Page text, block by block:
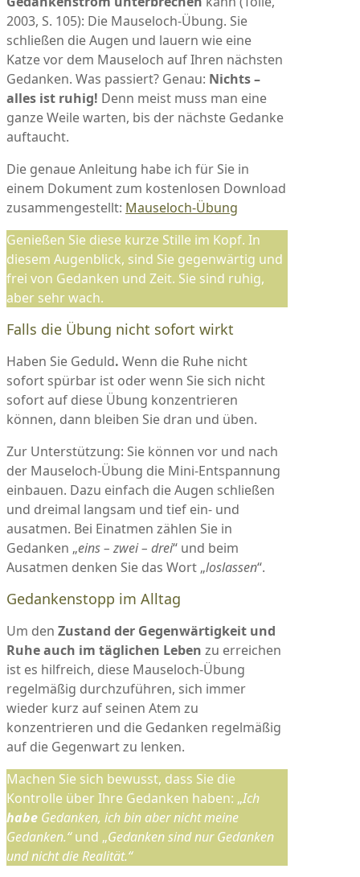
2003, S. 105): Die Mauseloch-Übung. Sie
schließen die Augen und lauern wie eine
Katze vor dem Mauseloch auf Ihren nächsten
Gedanken. Was passiert? Genau: Nichts –
alles ist ruhig! Denn meist muss man eine
ganze Weile warten, bis der nächste Gedanke
auftaucht.
Die genaue Anleitung habe ich für Sie in
einem Dokument zum kostenlosen Download
zusammengestellt: Mauseloch-Übung
Genießen Sie diese kurze Stille im Kopf. In
diesem Augenblick, sind Sie gegenwärtig und
frei von Gedanken und Zeit. Sie sind ruhig,
aber sehr wach.
Falls die Übung nicht sofort wirkt
Haben Sie Geduld. Wenn die Ruhe nicht
sofort spürbar ist oder wenn Sie sich nicht
sofort auf diese Übung konzentrieren
können, dann bleiben Sie dran und üben.
Zur Unterstützung: Sie können vor und nach
der Mauseloch-Übung die Mini-Entspannung
einbauen. Dazu einfach die Augen schließen
und dreimal langsam und tief ein- und
ausatmen. Bei Einatmen zählen Sie in
Gedanken „eins – zwei – drei“ und beim
Ausatmen denken Sie das Wort „loslassen“.
Gedankenstopp im Alltag
Um den Zustand der Gegenwärtigkeit und
Ruhe auch im täglichen Leben zu erreichen
ist es hilfreich, diese Mauseloch-Übung
regelmäßig durchzuführen, sich immer
wieder kurz auf seinen Atem zu
konzentrieren und die Gedanken regelmäßig
auf die Gegenwart zu lenken.
Machen Sie sich bewusst, dass Sie die
Kontrolle über Ihre Gedanken haben: „Ich
habe Gedanken, ich bin aber nicht meine
Gedanken.“und „Gedanken sind nur Gedanken
und nicht die Realität.“